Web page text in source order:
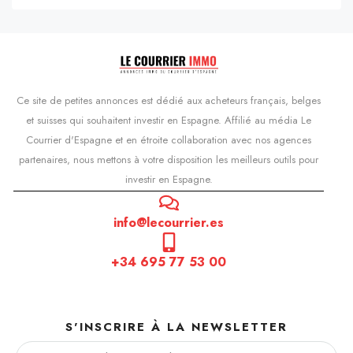
Ce site de petites annonces est dédié aux acheteurs français, belges
et suisses qui souhaitent investir en Espagne. Affilié au média Le
Courrier d'Espagne et en étroite collaboration avec nos agences
partenaires, nous mettons à votre disposition les meilleurs outils pour
investir en Espagne.
info@lecourrier.es
+34 695 77 53 00
S'INSCRIRE À LA NEWSLETTER